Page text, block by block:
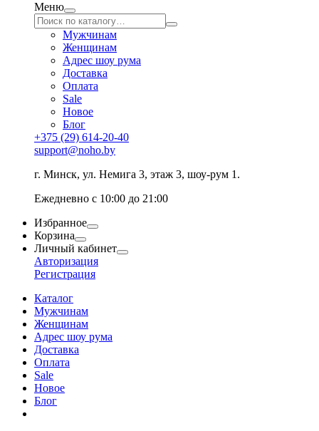
Меню
Мужчинам
Женщинам
Адрес шоу рума
Доставка
Оплата
Sale
Новое
Блог
+375 (29) 614-20-40
support@noho.by
г. Минск, ул. Немига 3, этаж 3, шоу-рум 1.
Ежедневно с 10:00 до 21:00
Избранное
Корзина
Личный кабинет
Авторизация
Регистрация
Каталог
Мужчинам
Женщинам
Адрес шоу рума
Доставка
Оплата
Sale
Новое
Блог